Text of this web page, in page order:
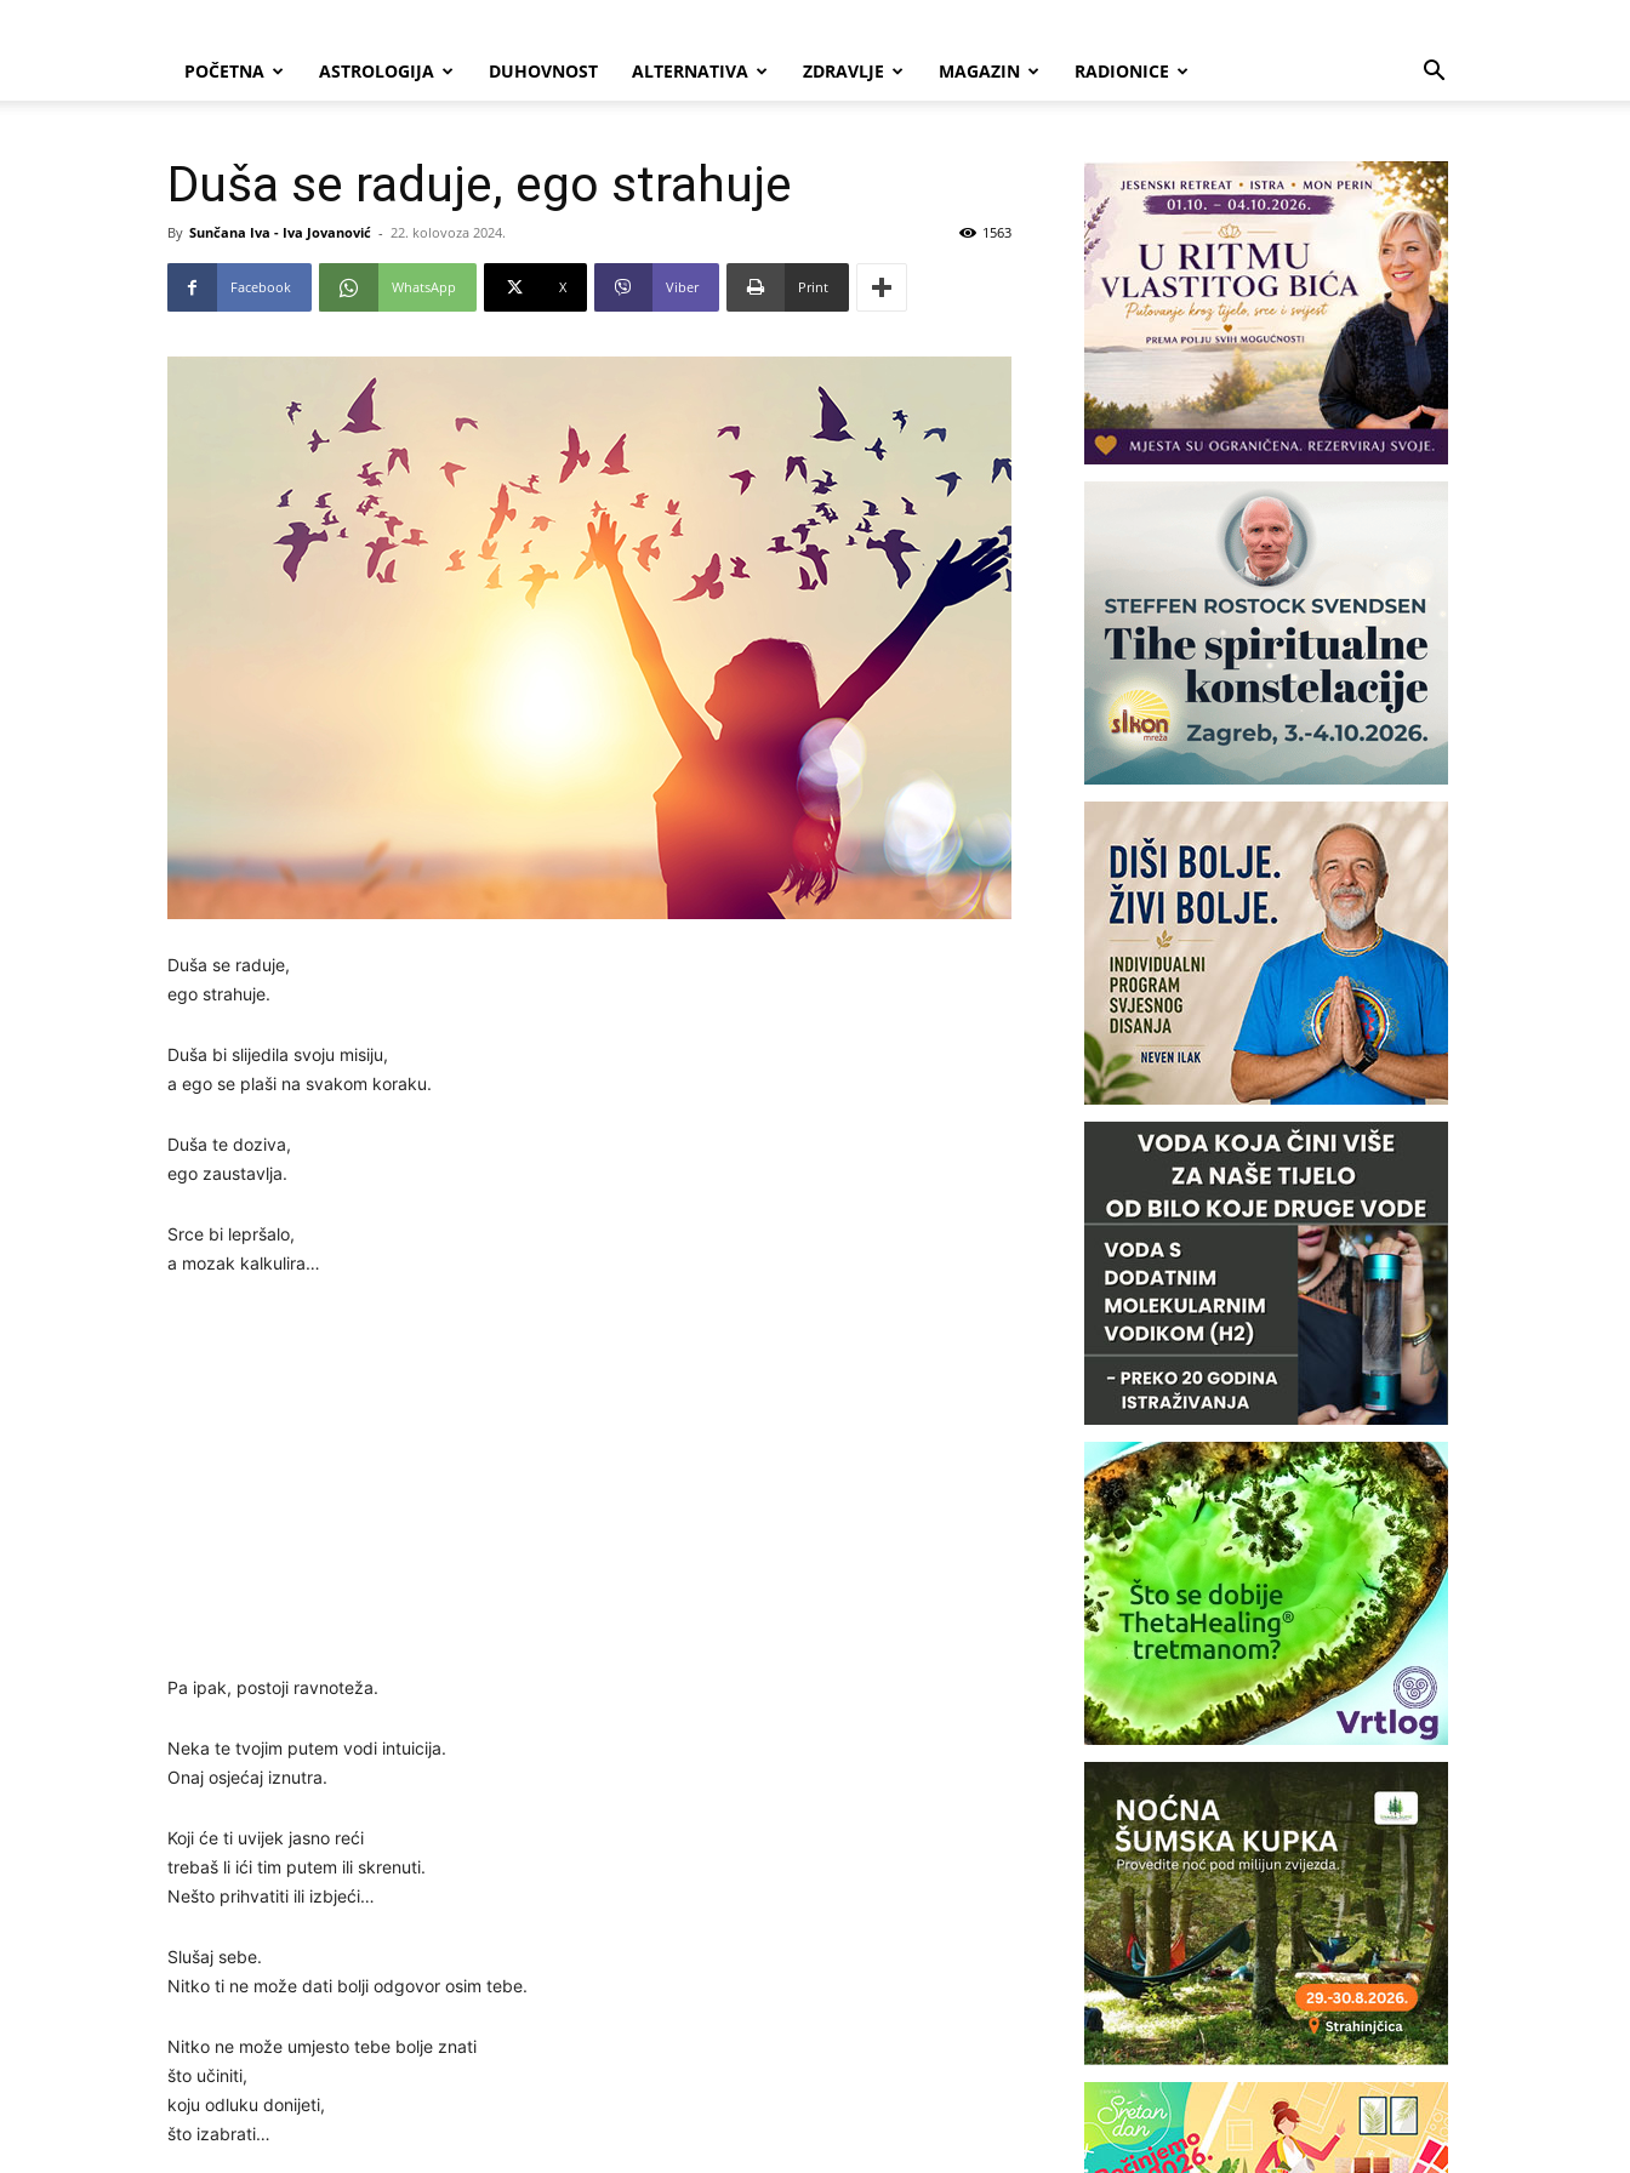
POČETNA ASTROLOGIJA DUHOVNOST ALTERNATIVA ZDRAVLJE MAGAZIN RADIONICE
Duša se raduje, ego strahuje
By Sunčana Iva - Iva Jovanović - 22. kolovoza 2024. 1563
Facebook WhatsApp X Viber Print
Duša se raduje,
ego strahuje.
Duša bi slijedila svoju misiju,
a ego se plaši na svakom koraku.
Duša te doziva,
ego zaustavlja.
Srce bi lepršalo,
a mozak kalkulira…
Pa ipak, postoji ravnoteža.
Neka te tvojim putem vodi intuicija.
Onaj osjećaj iznutra.
Koji će ti uvijek jasno reći
trebaš li ići tim putem ili skrenuti.
Nešto prihvatiti ili izbjeći…
Slušaj sebe.
Nitko ti ne može dati bolji odgovor osim tebe.
Nitko ne može umjesto tebe bolje znati
što učiniti,
koju odluku donijeti,
što izabrati…